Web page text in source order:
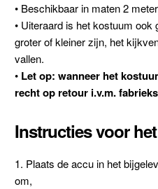
• Beschikbaar in maten 2
• Uiteraard is het kostuum
groter of kleiner zijn, het
vallen.
• Let op: wanneer het
recht op retour i.v.m.
Instructies voor
1. Plaats de accu in het
om,